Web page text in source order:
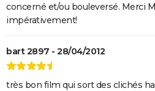
concerné et/ou bouleversé. Merci
impérativement!
bart 2897 - 28/04/2012
très bon film qui sort des clichés